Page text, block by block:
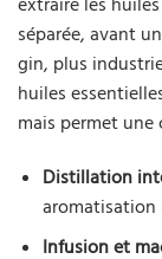
séparée, avant
gin, plus
huiles
mais permet
Distillation
aromatisation
Infusion et